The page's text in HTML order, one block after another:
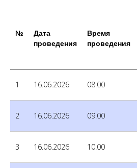
№
Дата
проведения
Время
проведения
1 16.06.2026 08.00
2 16.06.2026 09.00
3 16.06.2026 10.00